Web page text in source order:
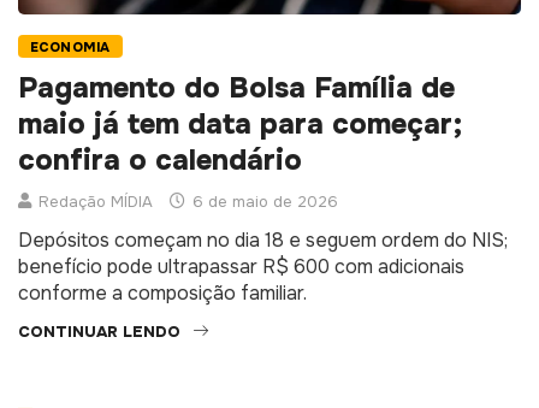
ECONOMIA
Pagamento do Bolsa Família de
maio já tem data para começar;
confira o calendário
Redação MÍDIA 6 de maio de 2026
Depósitos começam no dia 18 e seguem ordem do NIS;
benefício pode ultrapassar R$ 600 com adicionais
conforme a composição familiar.
CONTINUAR LENDO